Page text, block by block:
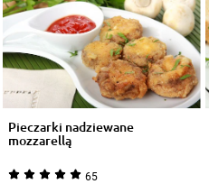
Pieczarki nadziewane
mozzarellą
65